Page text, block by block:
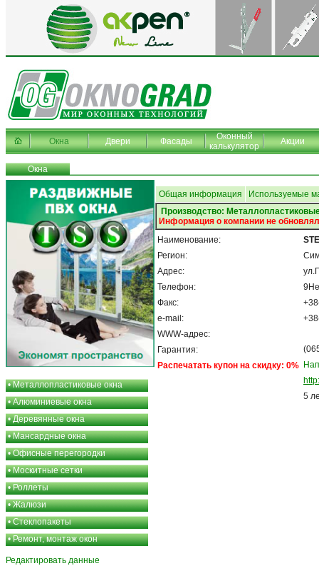
Окна Двери Фасады
Оконный
калькулятор
Акции
Окна
•Металлопластиковые окна
•Алюминиевые окна
•Деревянные окна
•Мансардные окна
•Офисные перегородки
•Москитные сетки
•Роллеты
•Жалюзи
•Стеклопакеты
•Ремонт, монтаж окон
Общая информация
Используемые
Производство:
Информация о компании не
Наименование:
Регион:
Адрес:
Телефон:
Факс:
e-mail:
WWW-адрес:
Гарантия:
Распечатать купон на скидку: 0%
5
Редактировать данные